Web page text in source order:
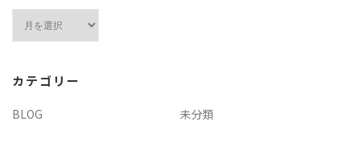
ブ
カテゴリー
BLOG 未分類